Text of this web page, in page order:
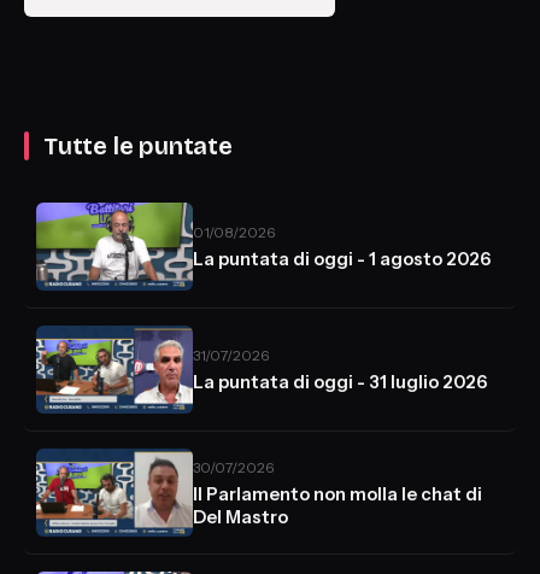
Tutte le puntate
01/08/2026
La puntata di oggi - 1 agosto 2026
31/07/2026
La puntata di oggi - 31 luglio 2026
30/07/2026
Il Parlamento non molla le chat di
Del Mastro